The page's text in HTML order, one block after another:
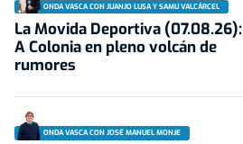
ONDA VASCA CON JUANJO LUSA Y SAMU VALCÁRCEL
La Movida Deportiva (07.08.26):
A Colonia en pleno volcán de
rumores
ONDA VASCA CON JOSÉ MANUEL MONJE